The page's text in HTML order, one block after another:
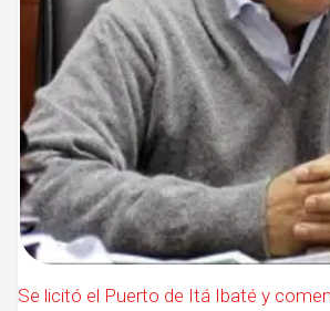
Se licitó el Puerto de Itá Ibaté y